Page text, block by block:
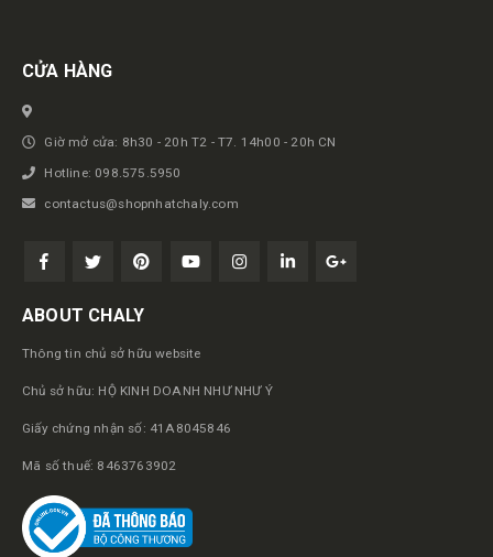
CỬA HÀNG
Giờ mở cửa: 8h30 - 20h T2 - T7. 14h00 - 20h CN
Hotline: 098.575.5950
contactus@shopnhatchaly.com
ABOUT CHALY
Thông tin chủ sở hữu website
Chủ sở hữu: HỘ KINH DOANH NHƯ NHƯ Ý
Giấy chứng nhận số: 41A8045846
Mã số thuế: 8463763902